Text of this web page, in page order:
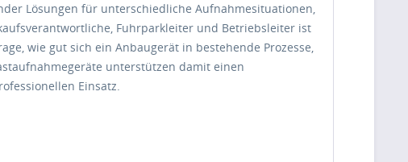
Lösungen für unterschiedliche Aufnahmesituationen,
Fuhrparkleiter und Betriebsleiter ist
wie gut sich ein Anbaugerät in bestehende Prozesse,
unterstützen damit einen
Einsatz.